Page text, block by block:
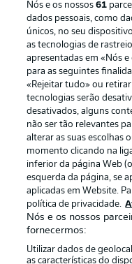
Publicidade
Gerir preferências
Trabalhe conosco
Contato
Nós e os nossos61
dados pessoais, como
únicos, no seu
as tecnologias de
apresentadas em «Nós
para as seguintes
«Rejeitar tudo» ou
tecnologias serão
desativados, alguns
não ser tão relevantes
alterar as suas escolhas
momento clicando na
inferior da página Web
esquerda da página, se
aplicadas em Website.
política de privacidade.
Nós e os nossos
fornecermos:
Utilizar dados de
as características do